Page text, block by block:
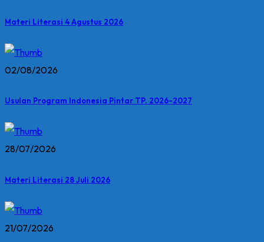
Materi Literasi 4 Agustus 2026
02/08/2026
Usulan Program Indonesia Pintar TP. 2026-2027
28/07/2026
Materi Literasi 28 Juli 2026
21/07/2026